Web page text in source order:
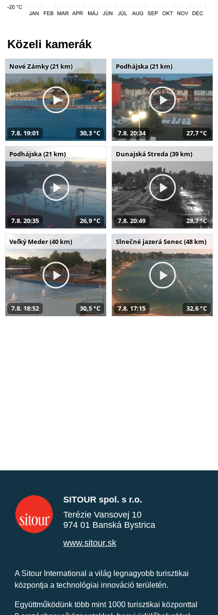
Közeli kamerák
Nové Zámky (21 km)
7.8. 19:01 30,3 °C
Podhájska (21 km)
7.8. 20:34 27,7 °C
Podhájska (21 km)
7.8. 20:35 26,9 °C
Dunajská Streda (39 km)
7.8. 20:49 28,7 °C
Veľký Meder (40 km)
7.8. 18:52 30,5 °C
Slnečné jazerá Senec (48 km)
7.8. 17:15 32,6 °C
SITOUR spol. s r.o.
Terézie Vansovej 10
974 01 Banská Bystrica
www.sitour.sk
A Sitour International a világ legnagyobb turisztikai
központja a technológiai innováció területén.
Együttműködünk több mint 1000 turisztikai központtal